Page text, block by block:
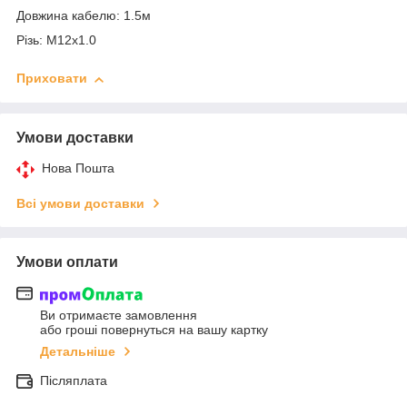
Довжина кабелю: 1.5м
Різь: М12х1.0
Приховати
Умови доставки
Нова Пошта
Всі умови доставки
Умови оплати
Ви отримаєте замовлення
або гроші повернуться на вашу картку
Детальніше
Післяплата